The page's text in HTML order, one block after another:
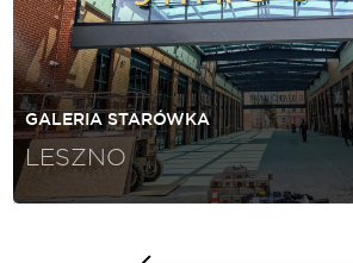
GALERIA STARÓWKA
LESZNO